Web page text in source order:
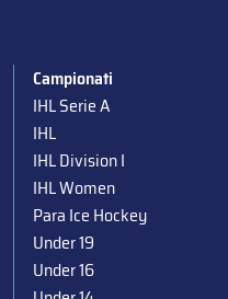
Campionati
IHL Serie A
IHL
IHL Division I
IHL Women
Para Ice Hockey
Under 19
Under 16